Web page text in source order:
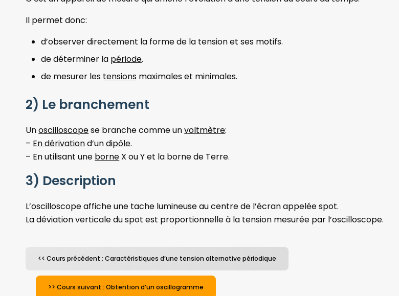
Il permet donc:
d’observer directement la forme de la tension et ses motifs.
de déterminer la période.
de mesurer les tensions maximales et minimales.
2) Le branchement
Unoscilloscopese branche comme unvoltmètre:
– En dérivationd’undipôle.
– En utilisant une borne X ou Y et la borne de Terre.
3) Description
L’oscilloscope affiche une tache lumineuse au centre de l’écran appelée spot.
La déviation verticale du spot est proportionnelle à la tension mesurée par l’oscilloscope.
<< Cours précédent : Caractéristiques d’une tension alternative périodique
>> Cours suivant : Obtention d’un oscillogramme